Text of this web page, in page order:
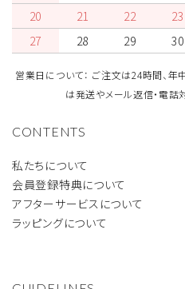
CONTENTS
私たちについて
会員登録特典について
アフターサービスについて
ラッピングについて
20
21 22 23
27
28 29 30
営業日について： ご注文は24時間、年
は発送やメール返信・電話